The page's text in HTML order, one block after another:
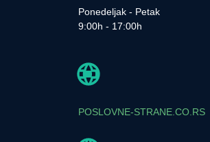
Ponedeljak - Petak
9:00h - 17:00h
POSLOVNE-STRANE.CO.RS